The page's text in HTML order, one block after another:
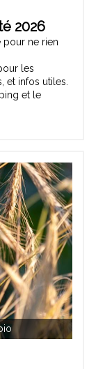
2026
ne rien
les
et infos utiles.
et le